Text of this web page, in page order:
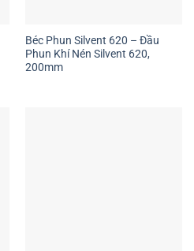
Béc Phun Silvent 620 – Đầu
Phun Khí Nén Silvent 620,
200mm